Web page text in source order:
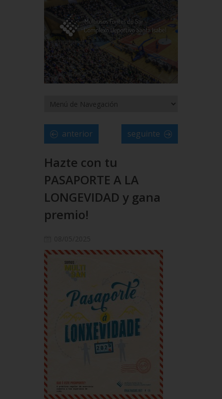
anterior seguinte
Hazte con tu
PASAPORTE A LA
LONGEVIDAD y gana
premio!